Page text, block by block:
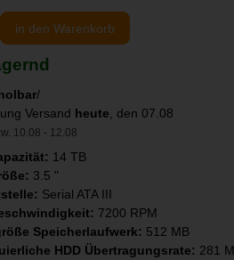
in den Warenkorb
/
Versand heute , den 07.08
10.08 - 12.08
14 TB
3.5 "
Serial ATA III
7200 RPM
Speicherlaufwerk: 512 MB
HDD Übertragungsrate: 281